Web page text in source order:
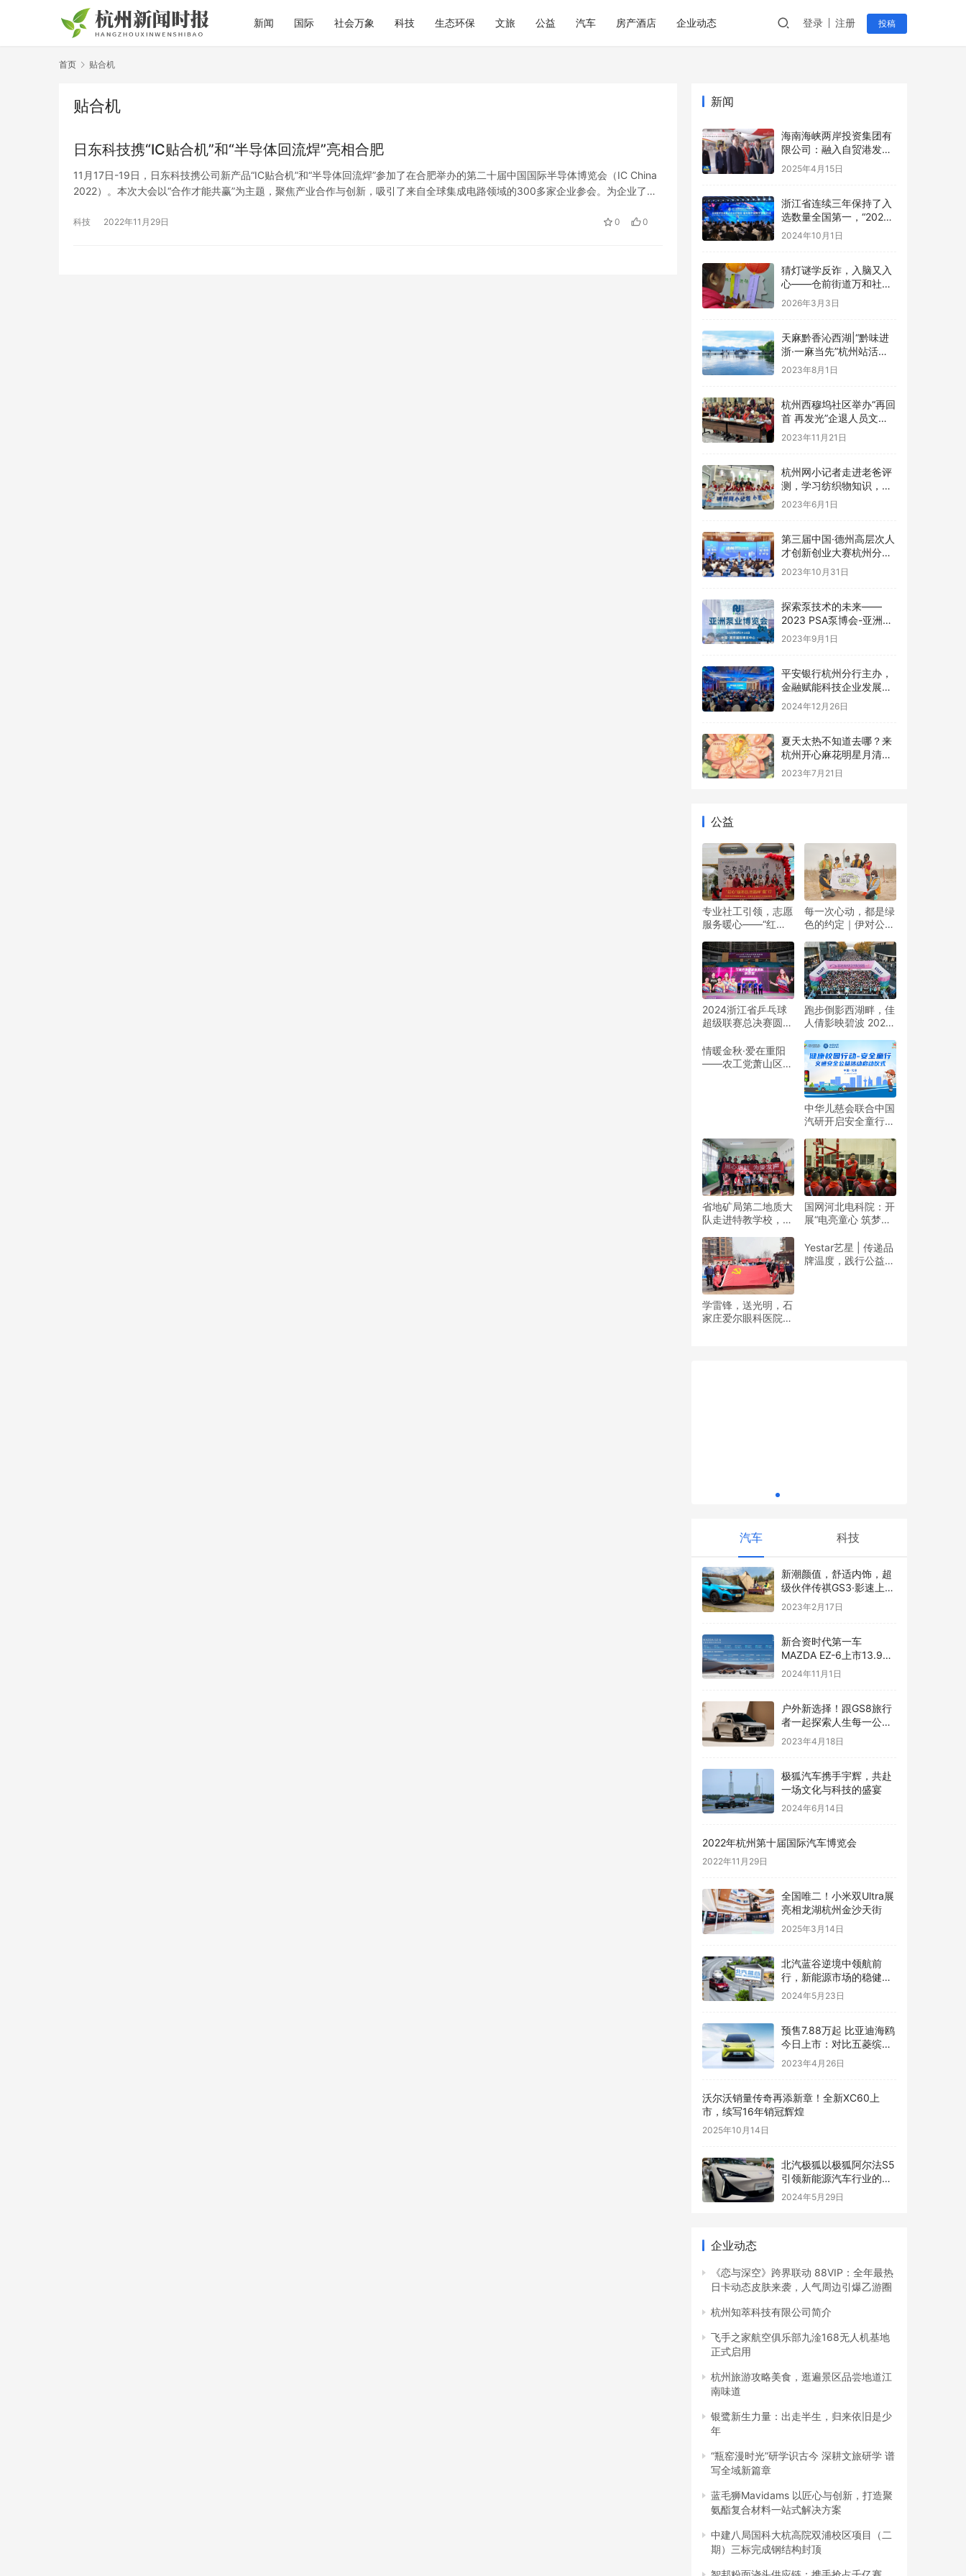
新闻 国际 社会万象 科技 生态环保 文旅 公益 汽车 房产酒店 企业动态 登录 注册 投稿
首页 贴合机
贴合机
日东科技携“IC贴合机”和“半导体回流焊”亮相合肥
11月17日-19日，日东科技携公司新产品“IC贴合机”和“半导体回流焊”参加了在合肥举办的第二十届中国国际半导体博览会（IC China
2022）。本次大会以“合作才能共赢”为主题，聚焦产业合作与创新，吸引了来自全球集成电路领域的300多家企业参会。为企业了解
科技 2022年11月29日 0 0
新闻
海南海峡两岸投资集团有
限公司：融入自贸港发
展，共筑产业新未来
2025年4月15日
浙江省连续三年保持了入
选数量全国第一，“2024
数字贸易系列评选”在杭州
2024年10月1日
猜灯谜学反诈，入脑又入
心——仓前街道万和社区
开展元宵反诈主题宣传活
2026年3月3日
天麻黔香沁西湖|“黔味进
浙·一麻当先”杭州站活动
圆满举行！
2023年8月1日
杭州西穆坞社区举办“再回
首 再发光”企退人员文艺
汇演
2023年11月21日
杭州网小记者走进老爸评
测，学习纺织物知识，探
究感官秘密
2023年6月1日
第三届中国·德州高层次人
才创新创业大赛杭州分赛
成功举办
2023年10月31日
探索泵技术的未来——
2023 PSA泵博会-亚洲泵
业博览会 中国南京
2023年9月1日
平安银行杭州分行主办，
金融赋能科技企业发展大
会在杭州圆满落地
2024年12月26日
夏天太热不知道去哪？来
杭州开心麻花明星月清凉
一夏！
2023年7月21日
公益
专业社工引领，志愿
服务暖心——“红心”
每一次心动，都是绿
色的约定｜伊对公益
双向奔赴
2024浙江省乒乓球
超级联赛总决赛圆满
跑步倒影西湖畔，佳
人倩影映碧波 2024
靓丽开赛
情暖金秋·爱在重阳
——农工党萧山区基
中华儿慈会联合中国
汽研开启安全童行公
省地矿局第二地质大
队走进特教学校，暖
国网河北电科院：开
展“电亮童心 筑梦未
学雷锋，送光明，石
家庄爱尔眼科医院党
Yestar艺星 | 传递品
牌温度，践行公益之
汽车 科技
新潮颜值，舒适内饰，超
级伙伴传祺GS3·影速上线
啦！
2023年2月17日
新合资时代第一车
MAZDA EZ-6上市13.98
万元起售交个朋友
2024年11月1日
户外新选择！跟GS8旅行
者一起探索人生每一公里
的热爱
2023年4月18日
​极狐汽车携手宇辉，共赴
一场文化与科技的盛宴
2024年6月14日
2022年杭州第十届国际汽车博览会
2022年11月29日
全国唯二！小米双Ultra展
亮相龙湖杭州金沙天街
2025年3月14日
北汽蓝谷逆境中领航前
行，新能源市场的稳健舵
手
2024年5月23日
预售7.88万起 比亚迪海鸥
今日上市：对比五菱缤果
你选谁
2023年4月26日
沃尔沃销量传奇再添新章！全新XC60上
市，续写16年销冠辉煌
2025年10月14日
​北汽极狐以极狐阿尔法S5
引领新能源汽车行业的新
潮流
2024年5月29日
企业动态
《恋与深空》跨界联动 88VIP：全年最热
日卡动态皮肤来袭，人气周边引爆乙游圈
杭州知萃科技有限公司简介
飞手之家航空俱乐部九淦168无人机基地
正式启用
杭州旅游攻略美食，逛遍景区品尝地道江
南味道
银鹭新生力量：出走半生，归来依旧是少
年
“瓶窑漫时光”研学识古今 深耕文旅研学 谱
写全域新篇章
蓝毛狮Mavidams 以匠心与创新，打造聚
氨酯复合材料一站式解决方案
中建八局国科大杭高院双浦校区项目（二
期）三标完成钢结构封顶